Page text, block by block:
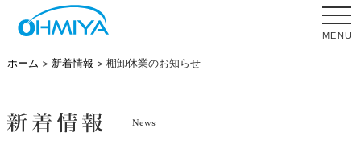
MENU
ホーム > 新着情報 > 棚卸休業のお知らせ